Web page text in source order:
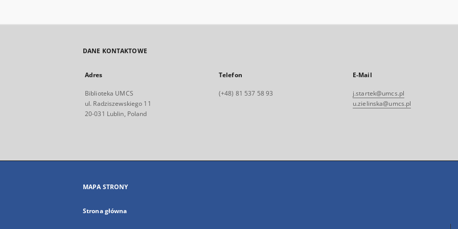
DANE KONTAKTOWE
Adres
Biblioteka UMCS
ul. Radziszewskiego 11
20-031 Lublin, Poland
Telefon
(+48) 81 537 58 93
E-Mail
j.startek@umcs.pl
u.zielinska@umcs.pl
MAPA STRONY
Strona główna